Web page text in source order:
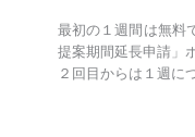
最初の１週間は無料
提案期間延長申請」
２回目からは１週に